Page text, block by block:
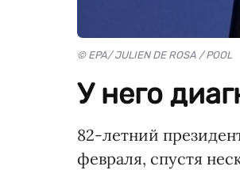
© EPA/ JULIEN DE ROSA / POOL
У него
82-летний
февраля, спустя